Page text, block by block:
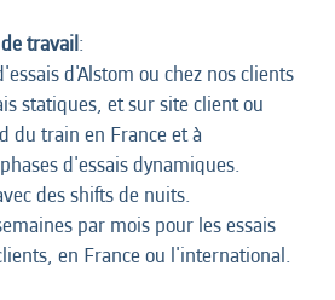
travail:
d'Alstom ou chez nos clients
statiques, et sur site client ou
du train en France et à
d'essais dynamiques.
des shifts de nuits.
par mois pour les essais
en France ou l'international.